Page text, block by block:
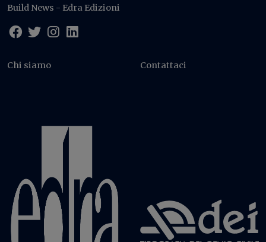
Build News - Edra Edizioni
Chi siamo Contattaci